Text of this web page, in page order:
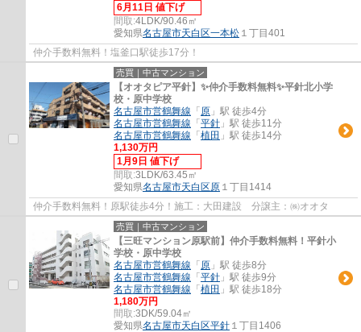
6月11日 値下げ
間取:4LDK/90.46㎡
愛知県名古屋市天白区一本松 １丁目401
仲介手数料無料！塩釜口駅徒歩17分！
売買｜中古マンション
【オオタピア平針】✨️仲介手数料無料✨️平針北小学
校・原中学校
名古屋市営鶴舞線 「 原 」駅 徒歩4分
名古屋市営鶴舞線 「 平針 」駅 徒歩11分
名古屋市営鶴舞線 「 植田 」駅 徒歩14分
1,130万円
1月9日 値下げ
間取:3LDK/63.45㎡
愛知県名古屋市天白区原 １丁目1414
仲介手数料無料！原駅徒歩4分！施工：大田建設 分譲主：㈱オオタ
売買｜中古マンション
【三旺マンション原駅前】仲介手数料無料！平針小
学校・原中学校
名古屋市営鶴舞線 「 原 」駅 徒歩8分
名古屋市営鶴舞線 「 平針 」駅 徒歩9分
名古屋市営鶴舞線 「 植田 」駅 徒歩18分
1,180万円
間取:3DK/59.04㎡
愛知県名古屋市天白区平針 １丁目1406